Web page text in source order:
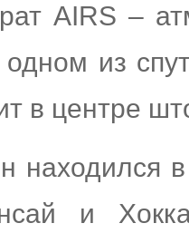
AIRS –
из
в центре
находился
и